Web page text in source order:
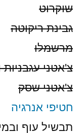
שוקרוט
גבינת ריקוטה
מרשמלו
צ'אטני
צ'אטני שסק
חטיפי אנרגיה
תבשיל עוף